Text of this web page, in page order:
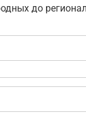
до